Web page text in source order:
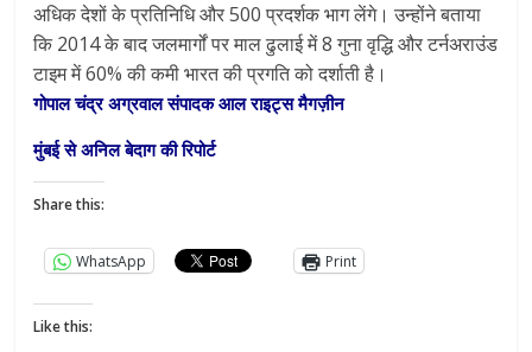
अधिक देशों के प्रतिनिधि और 500 प्रदर्शक भाग लेंगे। उन्होंने बताया
कि 2014 के बाद जलमार्गों पर माल ढुलाई में 8 गुना वृद्धि और टर्नअराउंड
टाइम में 60% की कमी भारत की प्रगति को दर्शाती है।
गोपाल चंद्र अग्रवाल संपादक आल राइट्स मैगज़ीन
मुंबई से अनिल बेदाग की रिपोर्ट
Share this:
WhatsApp Print
Like this: